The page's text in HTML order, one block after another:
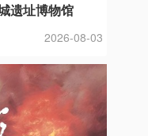
遗址博物馆
2026-08-03